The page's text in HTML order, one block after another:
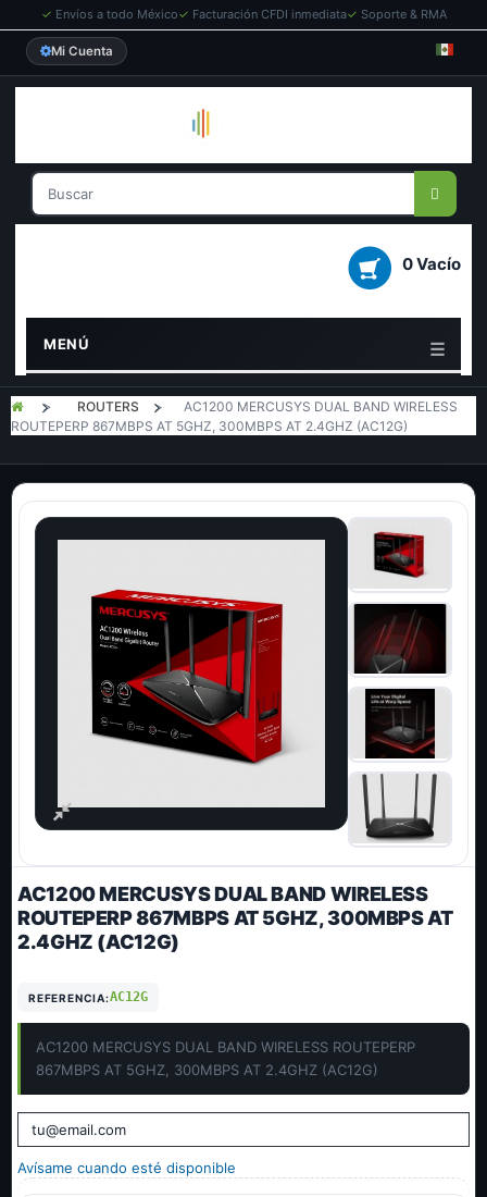
✓ Envíos a todo México✓ Facturación CFDI inmediata✓ Soporte & RMA
Mi Cuenta
0 Vacío
MENÚ
> ROUTERS >
AC1200 MERCUSYS DUAL BAND WIRELESS
ROUTEPERP 867MBPS AT 5GHZ, 300MBPS AT 2.4GHZ (AC12G)
AC1200 MERCUSYS DUAL BAND WIRELESS
ROUTEPERP 867MBPS AT 5GHZ, 300MBPS AT
2.4GHZ (AC12G)
REFERENCIA:AC12G
AC1200 MERCUSYS DUAL BAND WIRELESS ROUTEPERP
867MBPS AT 5GHZ, 300MBPS AT 2.4GHZ (AC12G)
Avísame cuando esté disponible